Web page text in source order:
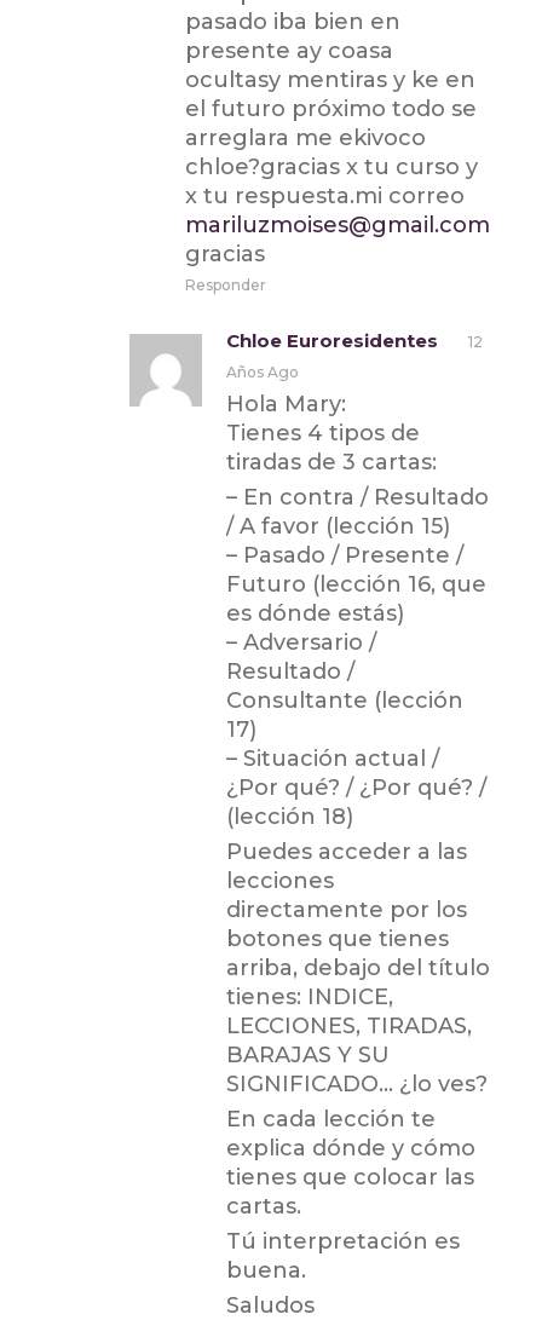
pasado iba bien en
presente ay coasa
ocultasy mentiras y ke en
el futuro próximo todo se
arreglara me ekivoco
chloe?gracias x tu curso y
x tu respuesta.mi correo
mariluzmoises@gmail.com
gracias
Responder
Chloe Euroresidentes
12
Años Ago
Hola Mary:
Tienes 4 tipos de
tiradas de 3 cartas:
– En contra / Resultado
/ A favor (lección 15)
– Pasado / Presente /
Futuro (lección 16, que
es dónde estás)
– Adversario /
Resultado /
Consultante (lección
17)
– Situación actual /
¿Por qué? / ¿Por qué? /
(lección 18)
Puedes acceder a las
lecciones
directamente por los
botones que tienes
arriba, debajo del título
tienes: INDICE,
LECCIONES, TIRADAS,
BARAJAS Y SU
SIGNIFICADO… ¿lo ves?
En cada lección te
explica dónde y cómo
tienes que colocar las
cartas.
Tú interpretación es
buena.
Saludos